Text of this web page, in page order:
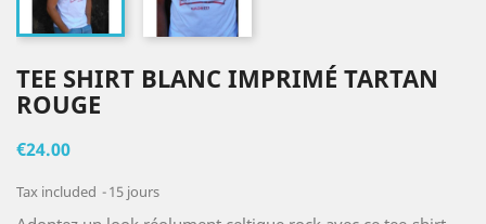
TEE SHIRT BLANC IMPRIMÉ TARTAN
ROUGE
€24.00
Tax included 15 jours